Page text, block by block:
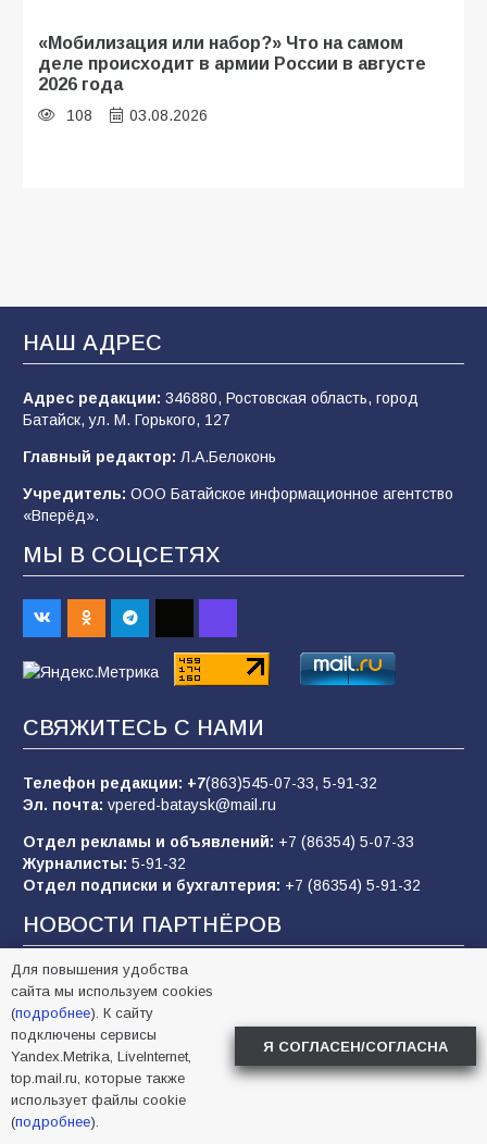
«Мобилизация или набор?» Что на самом
деле происходит в армии России в августе
2026 года
108 03.08.2026
В Батайске продолжаются дорожные работы
107 04.08.2026
В детском саду № 35 дети освоили
строительные профессии в ходе
спортивного праздника
90
«Слухами Москву не возьмёшь»: почему
заявления Киева о мобилизации — это
отчаяние, а не разведка
83 02.08.2026
конкурса «Большая перемена»
62 04.08.2026
Командовал боем до последнего: герой
61 05.08.2026
НАШ АДРЕС
Адрес редакции: 346880, Ростовская область, город
Батайск, ул. М. Горького, 127
Главный редактор: Л.А.Белоконь
Учредитель: ООО Батайское информационное агентство
«Вперёд».
МЫ В СОЦСЕТЯХ
СВЯЖИТЕСЬ С НАМИ
Телефон редакции: +7(863)545-07-33, 5-91-32
Эл. почта: vpered-bataysk@mail.ru
Отдел рекламы и объявлений: +7 (86354) 5-07-33
Журналисты: 5-91-32
Отдел подписки и бухгалтерия: +7 (86354) 5-91-32
НОВОСТИ ПАРТНЁРОВ
В Киеве прогремели взрывы
Залужный признал правоту Путина: эти слова
прозвучали не просто так
Зеленский жаловался и продолжал клянчить:
украинский просрочка превратил пресс-конференцию в
Сербии в фарс
Для повышения удобства
сайта мы используем cookies
(подробнее). К сайту
подключены сервисы
Yandex.Metrika, LiveInternet,
top.mail.ru, которые также
использует файлы cookie
(подробнее).
Я СОГЛАСЕН/СОГЛАСНА